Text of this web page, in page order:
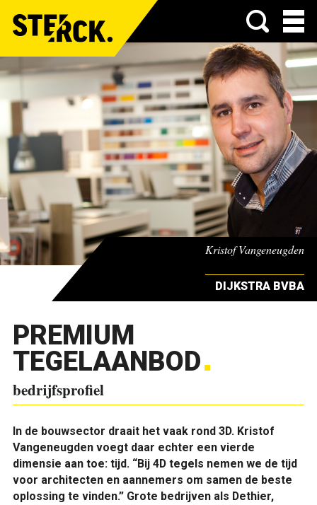
Menu
Kristof Vangeneugden
DIJKSTRA BVBA
PREMIUM
TEGELAANBOD
bedrijfsprofiel
In de bouwsector draait het vaak rond 3D. Kristof
Vangeneugden voegt daar echter een vierde
dimensie aan toe: tijd. “Bij 4D tegels nemen we de tijd
voor architecten en aannemers om samen de beste
oplossing te vinden.” Grote bedrijven als Dethier,